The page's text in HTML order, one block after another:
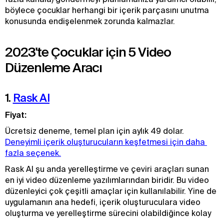
böylece çocuklar herhangi bir içerik parçasını unutma
konusunda endişelenmek zorunda kalmazlar.
2023'te Çocuklar için 5 Video
Düzenleme Aracı
1. Rask AI
Fiyat:
Ücretsiz deneme, temel plan için aylık 49 dolar.
Deneyimli içerik oluşturucuların keşfetmesi için daha
fazla seçenek.
Rask AI şu anda yerelleştirme ve çeviri araçları sunan
en iyi video düzenleme yazılımlarından biridir. Bu video
düzenleyici çok çeşitli amaçlar için kullanılabilir. Yine de
uygulamanın ana hedefi, içerik oluşturuculara video
oluşturma ve yerelleştirme sürecini olabildiğince kolay